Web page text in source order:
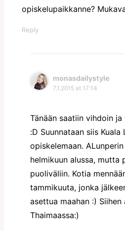
opiskelupaikkanne?
Reply
monasdailystyle
7.1.2015 at 17:14
Tänään saatiin vihdoin
:D Suunnataan siis Kuala
opiskelemaan.
helmikuun alussa,
puoliväliin. Kotia
tammikuuta, jonka
asettua maahan :) Siihen
Thaimaassa:)